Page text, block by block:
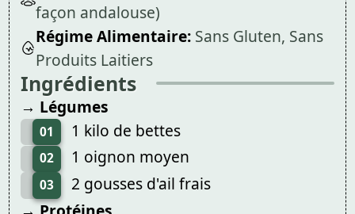
façon andalouse)
Régime Alimentaire: Sans Gluten, Sans
Produits Laitiers
Ingrédients
→ Légumes
01 1 kilo de bettes
02 1 oignon moyen
03
2 gousses d'ail frais